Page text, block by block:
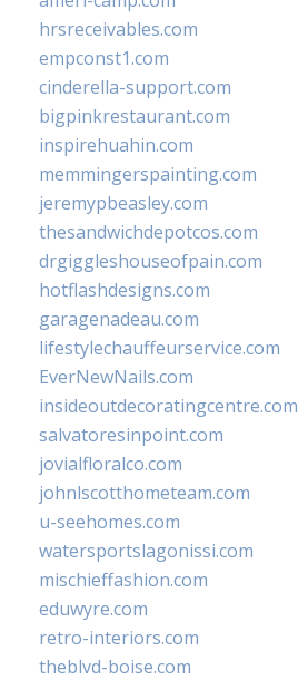
hrsreceivables.com
empconst1.com
cinderella-support.com
bigpinkrestaurant.com
inspirehuahin.com
memmingerspainting.com
jeremypbeasley.com
thesandwichdepotcos.com
drgiggleshouseofpain.com
hotflashdesigns.com
garagenadeau.com
lifestylechauffeurservice.com
EverNewNails.com
insideoutdecoratingcentre.com
salvatoresinpoint.com
jovialfloralco.com
johnlscotthometeam.com
u-seehomes.com
watersportslagonissi.com
mischieffashion.com
eduwyre.com
retro-interiors.com
theblvd-boise.com